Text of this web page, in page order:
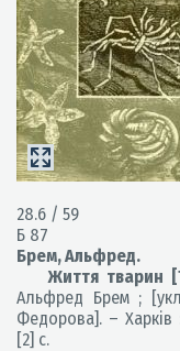
28.6 / 59
Б 87
Брем, Альфред.
Життя тварин
Альфред Брем ;
Федорова]. – Харків
[2] с.